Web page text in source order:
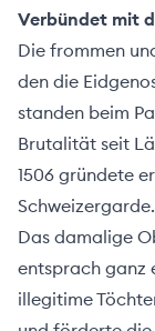
melden
Verbündet mit
Die frommen
den die
standen beim
Brutalität seit
1506 gründete
Schweizergarde.
Das damalige
entsprach ganz
illegitime